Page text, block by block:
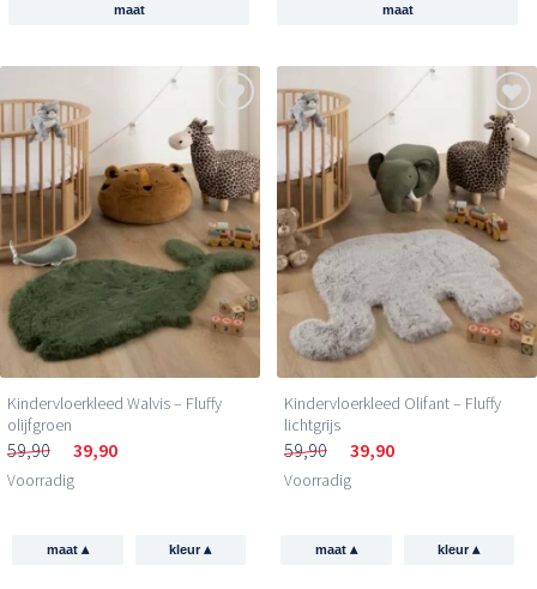
maat maat
Kindervloerkleed Walvis – Fluffy
olijfgroen
59,90 39,90
Voorradig
maat ▴ kleur▴
Kindervloerkleed Olifant – Fluffy
lichtgrijs
59,90 39,90
Voorradig
maat ▴ kleur▴